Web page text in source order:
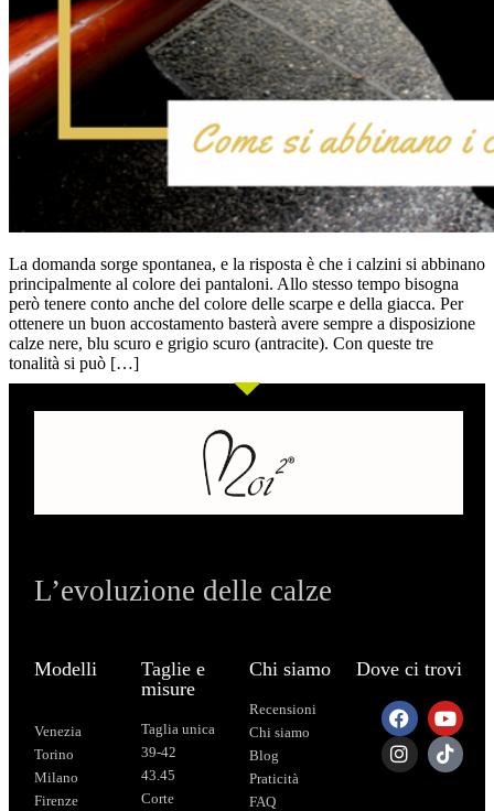
La domanda sorge spontanea, e la risposta è che i calzini si abbinano
principalmente al colore dei pantaloni. Allo stesso tempo bisogna
però tenere conto anche del colore delle scarpe e della giacca. Per
ottenere un buon accostamento basterà avere sempre a disposizione
calze nere, blu scuro e grigio scuro (antracite). Con queste tre
tonalità si può […]
L’evoluzione delle calze
Modelli
Venezia
Torino
Milano
Firenze
Taglie e
misure
Taglia unica
39-42
43.45
Corte
Chi siamo
Recensioni
Chi siamo
Blog
Praticità
FAQ
Dove ci trovi